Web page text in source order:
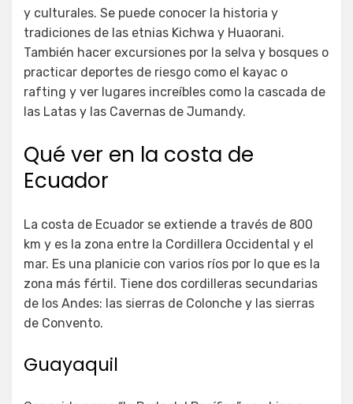
y culturales. Se puede conocer la historia y
tradiciones de las etnias Kichwa y Huaorani.
También hacer excursiones por la selva y bosques o
practicar deportes de riesgo como el kayac o
rafting y ver lugares increíbles como la cascada de
las Latas y las Cavernas de Jumandy.
Qué ver en la costa de
Ecuador
La costa de Ecuador se extiende a través de 800
km y es la zona entre la Cordillera Occidental y el
mar. Es una planicie con varios ríos por lo que es la
zona más fértil. Tiene dos cordilleras secundarias
de los Andes: las sierras de Colonche y las sierras
de Convento.
Guayaquil